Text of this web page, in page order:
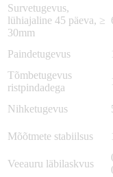
Survetugevus,
lühiajaline 45 päeva, ≥
30mm
Paindetugevus
Tõmbetugevus
ristpindadega
Nihketugevus
Mõõtmete stabiilsus
Veeauru läbilaskvus